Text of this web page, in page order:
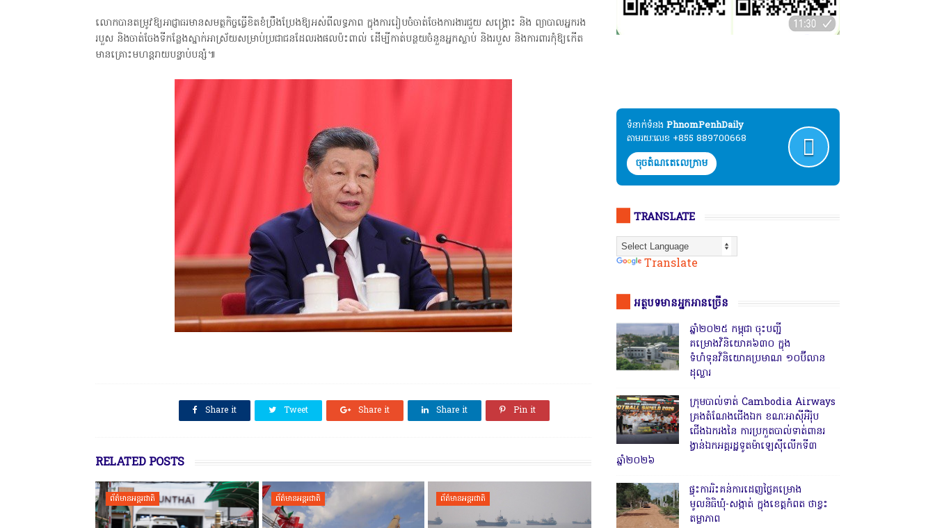
លោកបានតម្រូវឱ្យអាជ្ញាធរមានសមត្ថកិច្ចធ្វើខិតខំប្រឹងប្រែងឱ្យអស់ពីលទ្ធភាព ក្នុងការរៀបចំចាត់ចែងការងារជួយ សង្គ្រោះ និង ព្យាបាលអ្នករង
របួស និងចាត់ចែងទីកន្លែងស្នាក់អាស្រ័យសម្រាប់ប្រជាជនដែលរងផលប៉ះពាល់ ដើម្បីកាត់បន្ថយចំនួនអ្នកស្លាប់ និងរបួស និងការពារកុំឱ្យកើត
មានគ្រោះមហន្តរាយបន្ទាប់បន្សំ៕
Share it Tweet Share it Share it Pin it
RELATED POSTS
ព័ត៌មានអន្តរជាតិ ព័ត៌មានអន្តរជាតិ ព័ត៌មានអន្តរជាតិ
ទំនាក់ទំនង​​ PhnomPenhDaily
តាមរយៈលេខ +855 889700668
ចុចតំណតេលេក្រាម
TRANSLATE
Translate
អត្ថបទមានអ្នកអានច្រើន
ឆ្នាំ២០២៥ កម្ពុជា ចុះបញ្ជី
គម្រោងវិនិយោគ៦៣០ ក្នុង
ទំហំទុនវិនិយោគប្រមាណ ១០ប៊ីលាន
ដុល្លារ
ក្រុមបាល់ទាត់ Cambodia Airways
គ្រងតំណែងជើងឯក ខណៈអាស៊ីអឺរ៉ុប
ជើងឯករងនៃ ការប្រកួតបាល់ទាត់ពានរ
ង្វាន់ឯកអគ្គរដ្ឋទូតម៉ាឡេស៊ីលើកទី៣
ឆ្នាំ២០២៦
ផ្ទុះការរិះគន់ការដេញថ្លៃគម្រោង
មូលនិធិឃុំ-សង្កាត់ ក្នុងខេត្តកំពត ថាខ្វះ
តម្លាភាព